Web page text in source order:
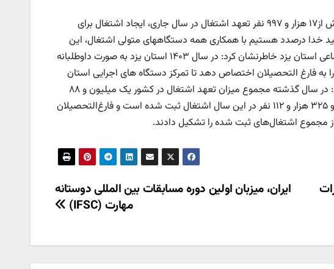
فلاحتی اضافه کرد: سهم استان یزد نیز در این بخش از میزان بیش از۱۷ هزار و ۹۹۷ نفر تعهد اشتغال در سال جاری، ایجاد اشتغال برای
به امید خدا درصدد هستیم با همکاری همه دستگاههای متولی اشتغال، این
عدد را تا پایان سال محقق نماییم. مدیرکل تعاون، کار و رفاه اجتماعی استان یزد خاطرنشان کرد: در سال ۱۴۰۳ استان یزد به صورت داوطلبانه
اشتغال استان را به فارغ التحصیلان اختصاص دهد تا تمرکز دستگاه های اجرایی استان
بیش از قبل به اشتغال فارغ التحصیلان باشد. فلاحتی یادآور شد: در سال گذشته مجموع میزان تعهد اشتغال در کشور یک میلیون و ۸۸
هزار و ۶۰۹ نفر بوده است که بیش از تعهد به میزان یک میلیون و ۳۲۵ هزار و ۱۱۲ نفر در این سال اشتغال ثبت شده است و فارغ‌التحصیلان
ایران، میزبان اولین دوره مسابقات بین المللی دوستانه
مهارت (IFSC)